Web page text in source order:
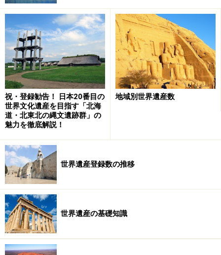
ださい。
10 次のページへ
祝・登録勧告！ 日本20番目の
世界文化遺産を目指す「北海
道・北東北の縄文遺跡群」の
魅力を徹底解説！
地域別世界遺産数
世界遺産登録数の推移
世界遺産の基礎知識